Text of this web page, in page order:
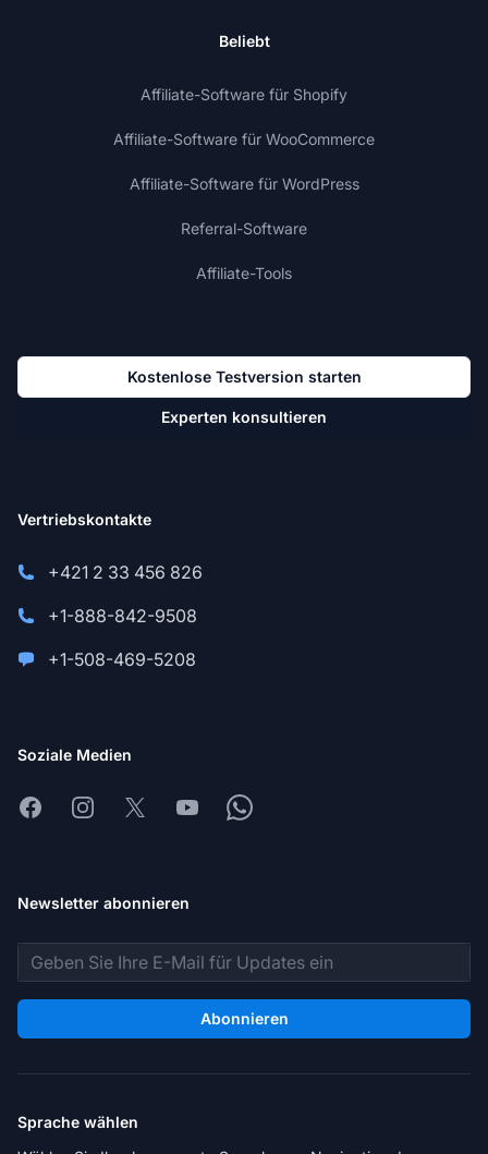
Beliebt
Affiliate-Software für Shopify
Affiliate-Software für WooCommerce
Affiliate-Software für WordPress
Referral-Software
Affiliate-Tools
Kostenlose Testversion starten
Experten konsultieren
Vertriebskontakte
+421 2 33 456 826
+1-888-842-9508
+1-508-469-5208
Soziale Medien
FacebookInstagram
X YoutubeWhatsapp
Newsletter abonnieren
E-Mail-Adresse
Abonnieren
Sprache wählen